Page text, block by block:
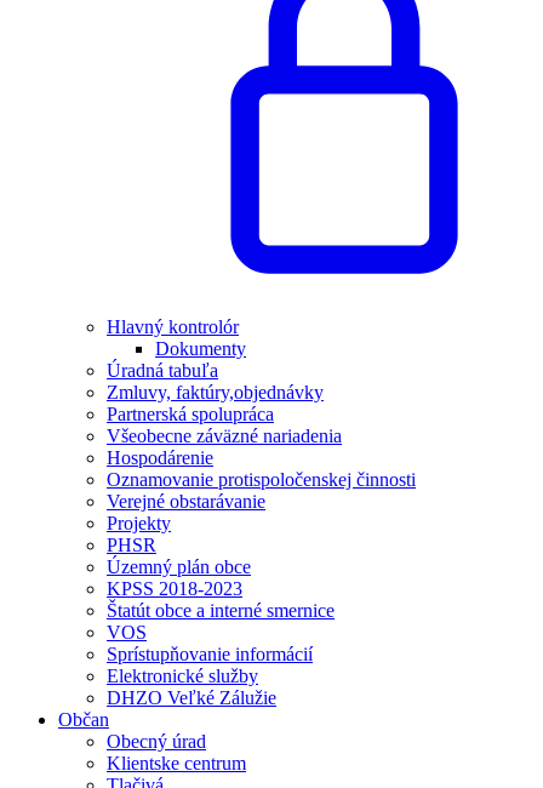
Hlavný kontrolór
Dokumenty
Úradná tabuľa
Zmluvy, faktúry,objednávky
Partnerská spolupráca
Všeobecne záväzné nariadenia
Hospodárenie
Oznamovanie protispoločenskej činnosti
Verejné obstarávanie
Projekty
PHSR
Územný plán obce
KPSS 2018-2023
Štatút obce a interné smernice
VOS
Sprístupňovanie informácií
Elektronické služby
DHZO Veľké Zálužie
Občan
Obecný úrad
Klientske centrum